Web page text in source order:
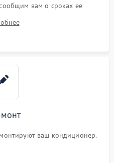
вам о сроках ее
ваш кондиционер.